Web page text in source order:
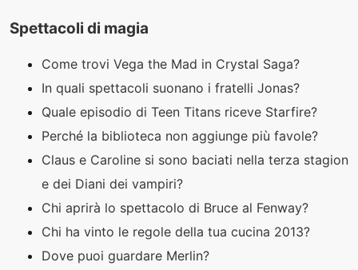
Spettacoli di magia
Come trovi Vega the Mad in Crystal Saga?
In quali spettacoli suonano i fratelli Jonas?
Quale episodio di Teen Titans riceve Starfire?
Perché la biblioteca non aggiunge più favole?
Claus e Caroline si sono baciati nella terza stagion
e dei Diani dei vampiri?
Chi aprirà lo spettacolo di Bruce al Fenway?
Chi ha vinto le regole della tua cucina 2013?
Dove puoi guardare Merlin?